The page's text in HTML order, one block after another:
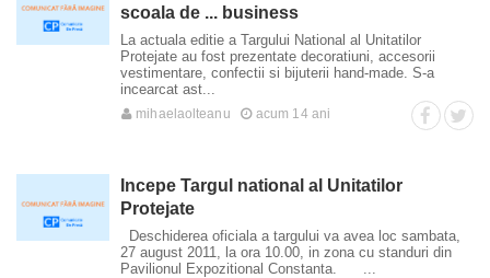
scoala de ... business
La actuala editie a Targului National al Unitatilor
Protejate au fost prezentate decoratiuni, accesorii
vestimentare, confectii si bijuterii hand-made. S-a
incearcat ast...
mihaelaolteanu acum 14 ani
Incepe Targul national al Unitatilor
Protejate
Deschiderea oficiala a targului va avea loc sambata,
27 august 2011, la ora 10.00, in zona cu standuri din
Pavilionul Expozitional Constanta. ...